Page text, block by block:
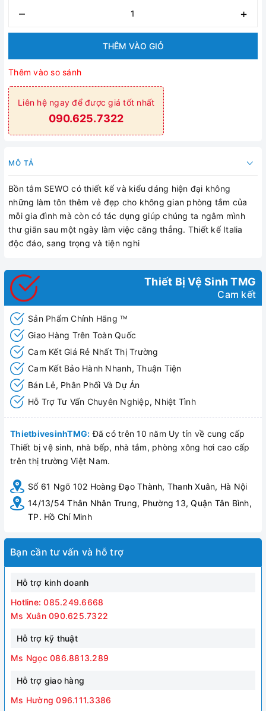
– +
THÊM VÀO GIỎ
Thêm vào so sánh
Liên hệ ngay để được giá tốt nhất
090.625.7322
MÔ TẢ
Bồn tắm SEWO có thiết kế và kiểu dáng hiện đại không
những làm tôn thêm vẻ đẹp cho không gian phòng tắm của
mỗi gia đình mà còn có tác dụng giúp chúng ta ngâm mình
thư giãn sau một ngày làm việc căng thẳng. Thiết kế Italia
độc đáo, sang trọng và tiện nghi
Thiết Bị Vệ Sinh TMG
Cam kết
Sản Phẩm Chính Hãng TM
Giao Hàng Trên Toàn Quốc
Cam Kết Giá Rẻ Nhất Thị Trường
Cam Kết Bảo Hành Nhanh, Thuận Tiện
Bán Lẻ, Phân Phối Và Dự Án
Hỗ Trợ Tư Vấn Chuyên Nghiệp, Nhiệt Tình
ThietbivesinhTMG: Đã có trên 10 năm Uy tín về cung cấp
Thiết bị vệ sinh, nhà bếp, nhà tắm, phòng xông hơi cao cấp
trên thị trường Việt Nam.
Số 61 Ngõ 102 Hoàng Đạo Thành, Thanh Xuân, Hà Nội
14/13/54 Thân Nhân Trung, Phường 13, Quận Tân Bình,
TP. Hồ Chí Minh
Bạn cần tư vấn và hỗ trợ
Hỗ trợ kinh doanh
Hotline: 085.249.6668
Ms Xuân 090.625.7322
Hỗ trợ kỹ thuật
Ms Ngọc 086.8813.289
Hỗ trợ giao hàng
Ms Hường 096.111.3386